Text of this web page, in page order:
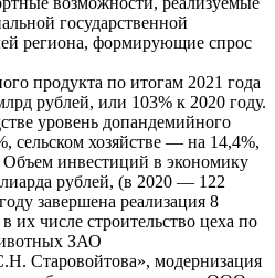
государственной
региона, формирующие спрос
продукта по итогам 2021 года
рублей, или 103% к 2020 году.
уровень допандемийного
сельском хозяйстве — на 14,4%,
Объем инвестиций в экономику
рублей, (в 2020 — 122
завершена реализация 8
их числе строительство цеха по
ЗАО
Старовойтова», модернизация